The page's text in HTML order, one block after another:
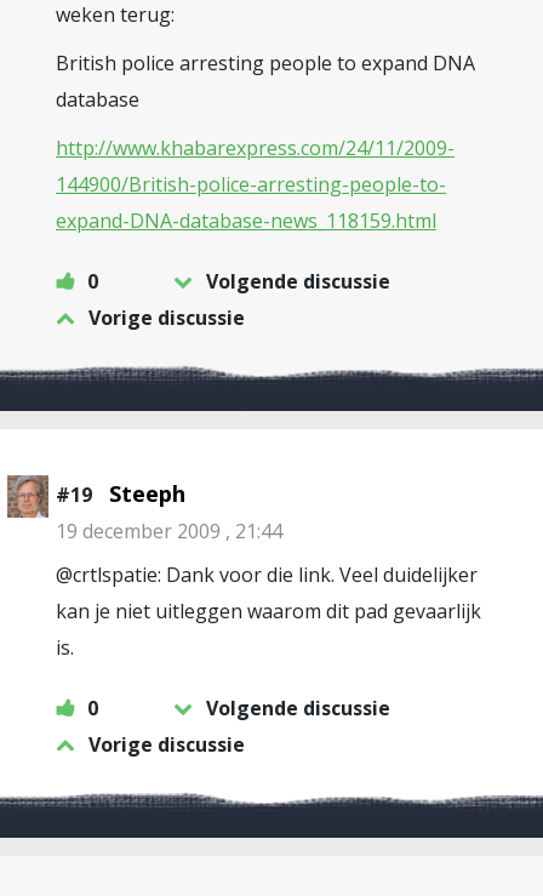
weken terug:
British police arresting people to expand DNA
database
http://www.khabarexpress.com/24/11/2009-
144900/British-police-arresting-people-to-
expand-DNA-database-news_118159.html
0
Volgende discussie
Vorige discussie
#19 Steeph
19 december 2009 , 21:44
@crtlspatie: Dank voor die link. Veel duidelijker
kan je niet uitleggen waarom dit pad gevaarlijk
is.
0
Volgende discussie
Vorige discussie